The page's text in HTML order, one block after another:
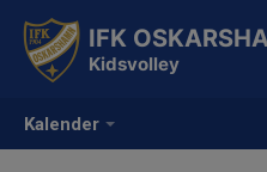
Kalender
IFK
Kidsvolley